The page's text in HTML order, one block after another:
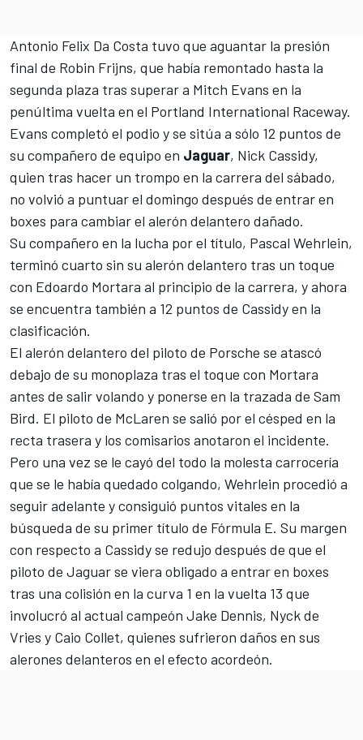
Antonio Felix Da Costa tuvo que aguantar la presión
final de Robin Frijns, que había remontado hasta la
segunda plaza tras superar a Mitch Evans en la
penúltima vuelta en el Portland International Raceway.
Evans completó el podio y se sitúa a sólo 12 puntos de
su compañero de equipo en Jaguar, Nick Cassidy,
quien tras hacer un trompo en la carrera del sábado,
no volvió a puntuar el domingo después de entrar en
boxes para cambiar el alerón delantero dañado.
Su compañero en la lucha por el título, Pascal Wehrlein,
terminó cuarto sin su alerón delantero tras un toque
con Edoardo Mortara al principio de la carrera, y ahora
se encuentra también a 12 puntos de Cassidy en la
clasificación.
El alerón delantero del piloto de Porsche se atascó
debajo de su monoplaza tras el toque con Mortara
antes de salir volando y ponerse en la trazada de Sam
Bird. El piloto de McLaren se salió por el césped en la
recta trasera y los comisarios anotaron el incidente.
Pero una vez se le cayó del todo la molesta carrocería
que se le había quedado colgando, Wehrlein procedió a
seguir adelante y consiguió puntos vitales en la
búsqueda de su primer título de Fórmula E. Su margen
con respecto a Cassidy se redujo después de que el
piloto de Jaguar se viera obligado a entrar en boxes
tras una colisión en la curva 1 en la vuelta 13 que
involucró al actual campeón Jake Dennis, Nyck de
Vries y Caio Collet, quienes sufrieron daños en sus
alerones delanteros en el efecto acordeón.